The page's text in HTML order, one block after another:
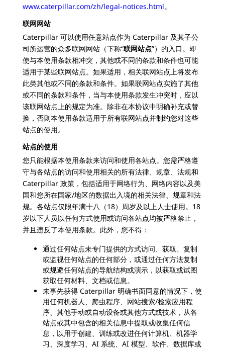
www.caterpillar.com/zh/legal-notices.html。
联网网站
Caterpillar 可以使用任意站点作为 Caterpillar 及其子公
司所运营的众多联网网站（下称“联网站点”）的入口。即
使与本使用条款相冲突，其他或不同的条款和条件也可能
适用于某些联网站点。如果适用，相关联网站点上将发布
此类其他或不同的条款和条件。如果联网站点实施了其他
或不同的条款和条件，当与本使用条款发生冲突时，应以
该联网站点上的规定为准。除非在本协议中明确补充或替
换，否则本使用条款适用于所有联网站点并制约您对这些
站点的使用。
站点的使用
您只能根据本使用条款来访问和使用各站点。您需严格遵
守与各站点的访问和使用相关的所有法律、规章、法规和
Caterpillar 政策，包括适用于网络行为、网络内容以及美
国和您所在国家/地区的数据出入境的相关法律、规章和法
规。各站点仅限年满十八（18）周岁及以上人士使用。18
岁以下人员以任何方式使用或访问各站点均被严格禁止，
并且违反了本使用条款。此外，您不得：
通过任何站点未专门提供的方式访问、获取、复制
或监视任何站点的任何部分，或通过任何方法复制
或规避任何站点的导航结构或演示，以获取或试图
获取任何材料、文档或信息。
未事先获得 Caterpillar 明确书面同意的情况下，使
用任何机器人、爬虫程序、网站搜索/检索应用程
序、其他手动或自动设备或其他方式或技术，从各
站点或其中包含的相关信息中提取或收集任何信
息，以用于创建、训练或改进任何计算机、机器学
习、深度学习、AI 系统、AI 模型、软件、数据库或